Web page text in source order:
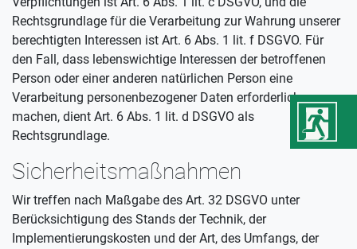
Rechtsgrundlage für die Verarbeitung zur Wahrung unserer
berechtigten Interessen ist Art. 6 Abs. 1 lit. f DSGVO. Für
den Fall, dass lebenswichtige Interessen der betroffenen
Person oder einer anderen natürlichen Person eine
Verarbeitung personenbezogener Daten erforderlich
machen, dient Art. 6 Abs. 1 lit. d DSGVO als
Rechtsgrundlage.
Sicherheitsmaßnahmen
Wir treffen nach Maßgabe des Art. 32 DSGVO unter
Berücksichtigung des Stands der Technik, der
Implementierungskosten und der Art, des Umfangs, der